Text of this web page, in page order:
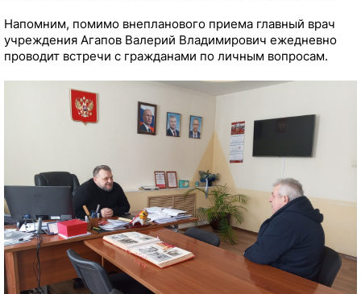
Напомним, помимо внепланового приема главный врач
учреждения Агапов Валерий Владимирович ежедневно
проводит встречи с гражданами по личным вопросам.